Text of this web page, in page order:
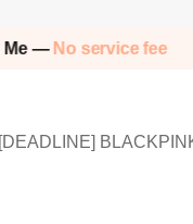
No service fee